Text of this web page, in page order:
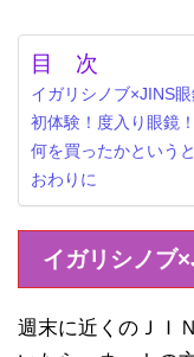
目 次
イガリシノブ×JINS眼
初体験！度入り眼鏡！
何を買ったかという
おわりに
イガリシノブ
週末に近くのＪＩ